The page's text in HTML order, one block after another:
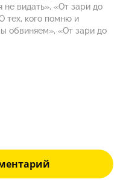
не видать», «От зари до
тех, кого помню и
обвиняем», «От зари до